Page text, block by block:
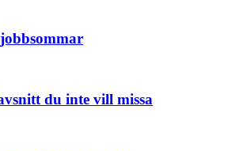
du inte vill missa